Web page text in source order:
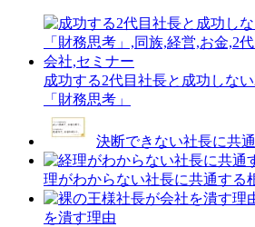
成功する2代目社長と成功しな
「財務思考」
決断できない社長に共
理がわからない社長に共通する
を潰す理由